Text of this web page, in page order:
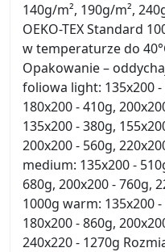
140g/m², 190g/m²,
OEKO-TEX Standard
w temperaturze do
Opakowanie –
foliowa light: 135x200 -
180x200 - 410g,
135x200 - 380g,
200x200 - 560g,
medium: 135x200 -
680g, 200x200 - 760g,
1000g warm: 135x200
180x200 - 860g,
240x220 - 1270g